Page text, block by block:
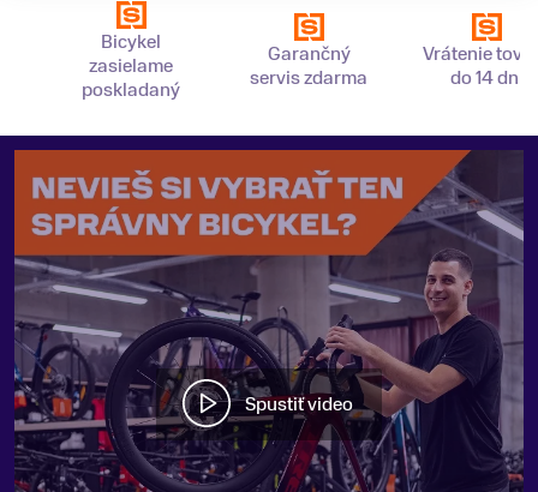
Bicykel
zasielame
poskladaný
Garančný
servis zdarma
Vrátenie
do 14 dní
Spustiť video